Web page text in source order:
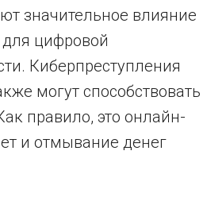
значительное влияние
для цифровой
Киберпреступления
могут способствовать
правило, это онлайн-
и отмывание денег